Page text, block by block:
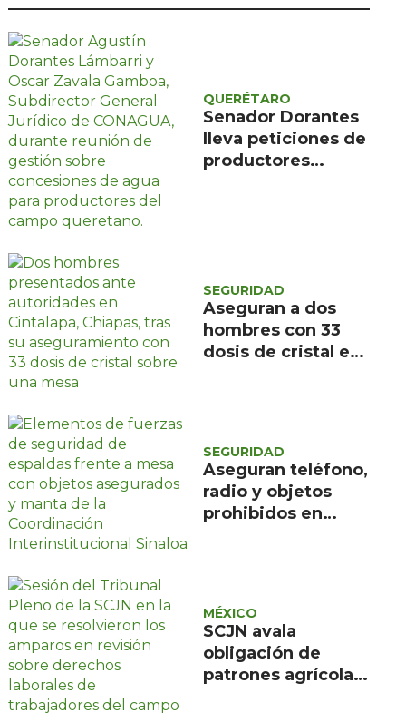
Política
Turismo
Asuntos Sociales
Estilo de vida
Opinión
QUERÉTARO
Senador Dorantes
lleva peticiones de
productores
SEGURIDAD
Aseguran a dos
hombres con 33
dosis de cristal en
SEGURIDAD
Aseguran teléfono,
radio y objetos
prohibidos en
MÉXICO
SCJN avala
obligación de
patrones agrícolas